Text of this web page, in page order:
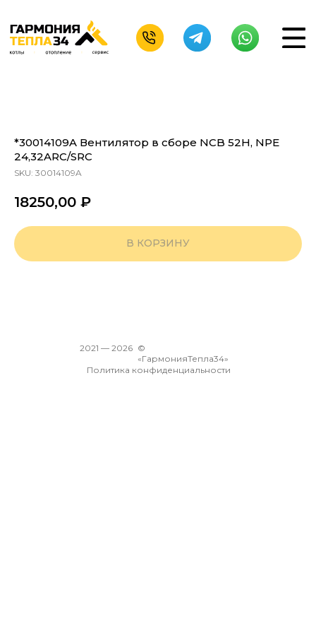
*30014109A Вентилятор в сборе NCB 52H, NPE
24,32ARC/SRC
SKU: 30014109A
18250,00 ₽
В КОРЗИНУ
Политика конфиденциальности
©
«ГармонияТепла34»
2026
2021 —